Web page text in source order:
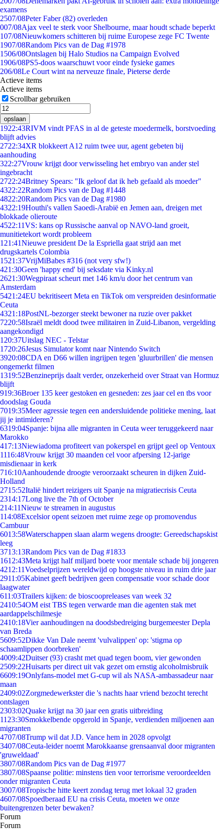
examens
2507/08Peter Faber (82) overleden
007/08Ajax veel te sterk voor Shelbourne, maar houdt schade beperkt
107/08Nieuwkomers schitteren bij ruime Europese zege FC Twente
1907/08Random Pics van de Dag #1978
1506/08Ontslagen bij Halo Studios na Campaign Evolved
1906/08PS5-doos waarschuwt voor einde fysieke games
206/08Le Court wint na nerveuze finale, Pieterse derde
Actieve items
Actieve items
Scrollbar gebruiken
opslaan
1922:43RIVM vindt PFAS in al de geteste moedermelk, borstvoeding
blijft advies
2722:34XR blokkeert A12 ruim twee uur, agent gebeten bij
aanhouding
322:27Vrouw krijgt door verwisseling het embryo van ander stel
ingebracht
2722:24Britney Spears: "Ik geloof dat ik heb gefaald als moeder"
4322:22Random Pics van de Dag #1448
4822:20Random Pics van de Dag #1980
4322:19Houthi's vallen Saoedi-Arabië en Jemen aan, dreigen met
blokkade olieroute
4522:11VS: kans op Russische aanval op NAVO-land groeit,
munitietekort wordt probleem
1 21:41Nieuwe president De la Espriella gaat strijd aan met
drugskartels Colombia
1521:37VrijMiBabes #316 (not very sfw!)
421:30Geen 'happy end' bij seksdate via Kinky.nl
2621:30Wegpiraat scheurt met 146 km/u door het centrum van
Amsterdam
5421:24EU bekritiseert Meta en TikTok om verspreiden desinformatie
Ceuta
4321:18PostNL-bezorger steekt bewoner na ruzie over pakket
7220:58Israël meldt dood twee militairen in Zuid-Libanon, vergelding
aangekondigd
1 20:37Uitslag NEC - Telstar
1720:26Jesus Simulator komt naar Nintendo Switch
3920:08CDA en D66 willen ingrijpen tegen 'gluurbrillen' die mensen
ongemerkt filmen
1319:52Benzineprijs daalt verder, onzekerheid over Straat van Hormuz
blijft
919:36Broer 135 keer gestoken en gesneden: zes jaar cel en tbs voor
doodslag Gouda
7019:35Meer agressie tegen een andersluidende politieke mening, laat
jij je intimideren?
6319:04Spanje: bijna alle migranten in Ceuta weer teruggekeerd naar
Marokko
417:13Niewiadoma profiteert van pokerspel en grijpt geel op Ventoux
1116:48Vrouw krijgt 30 maanden cel voor afpersing 12-jarige
misdienaar in kerk
716:10Aanhoudende droogte veroorzaakt scheuren in dijken Zuid-
Holland
2715:52Italië hindert reizigers uit Spanje na migratiecrisis Ceuta
2314:17Long live the 7th of October
214:11Nieuw te streamen in augustus
114:08Excelsior opent seizoen met ruime zege op promovendus
Cambuur
6013:58Waterschappen slaan alarm wegens droogte: Gereedschapskist
leeg
3713:13Random Pics van de Dag #1833
1612:43Meta krijgt half miljard boete voor mentale schade bij jongeren
4212:11Voedselprijzen wereldwijd op hoogste niveau in ruim drie jaar
2911:05Kabinet geeft bedrijven geen compensatie voor schade door
laagwater
611:03Trailers kijken: de bioscoopreleases van week 32
2410:54OM eist TBS tegen verwarde man die agenten stak met
aardappelschilmesje
2410:18Vier aanhoudingen na doodsbedreiging burgemeester Depla
van Breda
5609:52Dikke Van Dale neemt 'vulvalippen' op: 'stigma op
schaamlippen doorbreken'
4009:42Duitser (93) crasht met quad tegen boom, vier gewonden
2509:22Huisarts per direct uit vak gezet om ernstig alcoholmisbruik
6609:19Onlyfans-model met G-cup wil als NASA-ambassadeur naar
maan
2409:02Zorgmedewerkster die 's nachts haar vriend bezocht terecht
ontslagen
2303:02Quake krijgt na 30 jaar een gratis uitbreiding
11 23:30Smokkelbende opgerold in Spanje, verdienden miljoenen aan
migranten
4707/08Trump wil dat J.D. Vance hem in 2028 opvolgt
3407/08Ceuta-leider noemt Marokkaanse grensaanval door migranten
'gruweldaad'
3807/08Random Pics van de Dag #1977
3807/08Spaanse politie: minstens tien voor terrorisme veroordeelden
onder migranten Ceuta
3007/08Tropische hitte keert zondag terug met lokaal 32 graden
4607/08Spoedberaad EU na crisis Ceuta, moeten we onze
buitengrenzen beter bewaken?
Forum
Forum